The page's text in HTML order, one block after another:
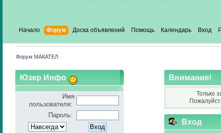
Начало Форум Доска объявлений Помощь Календарь Вход
Форум МАКАТЕЛ
Юзер Инфо
Имя
пользователя:
Пароль:
Внимание!
Только
Вход